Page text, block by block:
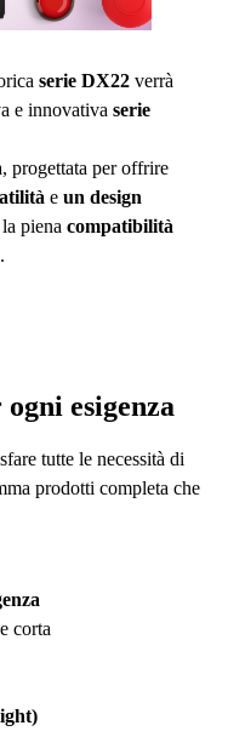
serie DX22 verrà
e innovativa serie
progettata per offrire
e un design
piena compatibilità
.
esigenza
tutte le necessità di
prodotti completa che
corta